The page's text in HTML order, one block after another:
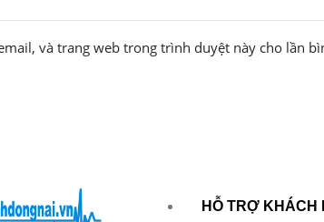
và trang web trong trình duyệt này cho lần
HỖ TRỢ KHÁCH